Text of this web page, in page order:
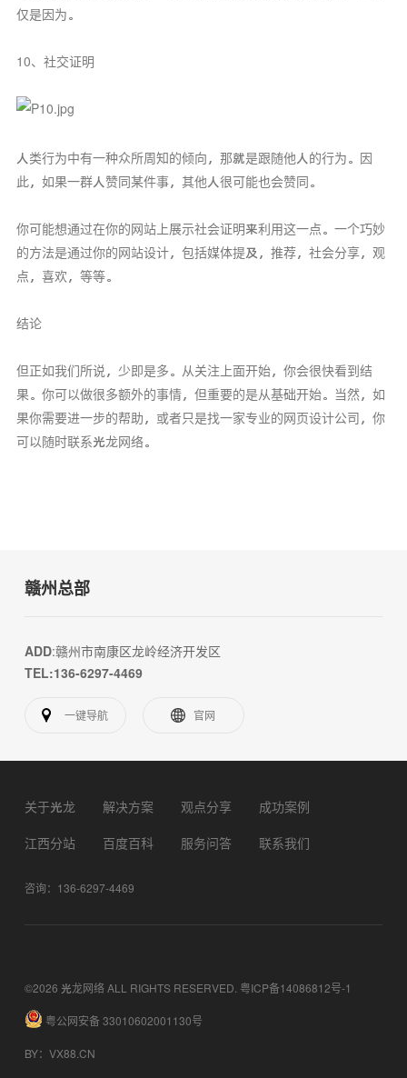
仅是因为。
10、社交证明
人类行为中有一种众所周知的倾向，那就是跟随他人的行为。因
此，如果一群人赞同某件事，其他人很可能也会赞同。
你可能想通过在你的网站上展示社会证明来利用这一点。一个巧妙
的方法是通过你的网站设计，包括媒体提及，推荐，社会分享，观
点，喜欢，等等。
结论
但正如我们所说，少即是多。从关注上面开始，你会很快看到结
果。你可以做很多额外的事情，但重要的是从基础开始。当然，如
果你需要进一步的帮助，或者只是找一家专业的网页设计公司，你
可以随时联系光龙网络。
赣州总部
ADD:赣州市南康区龙岭经济开发区
TEL:136-6297-4469
一键导航 官网
关于光龙 解决方案 观点分享
成功案例
江西分站
百度百科 服务问答 联系我们
咨询：136-6297-4469
©2026 光龙网络 ALL RIGHTS RESERVED. 粤ICP备14086812号-1
粤公网安备 33010602001130号
BY： VX88.CN